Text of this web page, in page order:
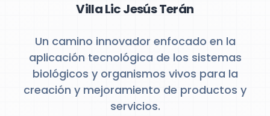
Villa Lic Jesús Terán
Un camino innovador enfocado en la
aplicación tecnológica de los sistemas
biológicos y organismos vivos para la
creación y mejoramiento de productos y
servicios.